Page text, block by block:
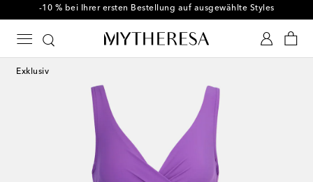
-10 % bei Ihrer ersten Bestellung auf ausgewählte Styles
Exklusiv